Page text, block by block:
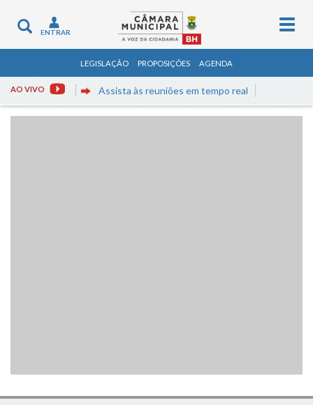
Toggle
navigation
ENTRAR
LEGISLAÇÃO PROPOSIÇÕES AGENDA
AO VIVO Assista às reuniões em tempo real